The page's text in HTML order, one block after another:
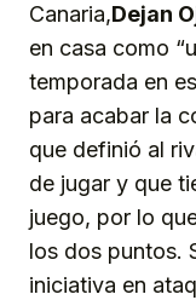
Canaria,Dejan
en casa como
temporada en
para acabar la
que definió al
de jugar y que
juego, por lo
los dos puntos.
iniciativa en